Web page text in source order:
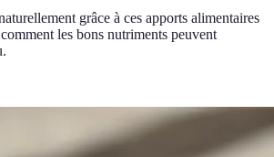
grâce à ces apports alimentaires
les bons nutriments peuvent